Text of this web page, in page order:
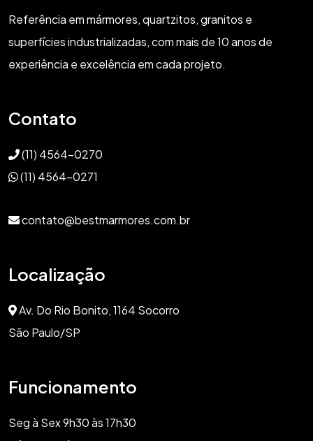
Referência em mármores, quartzitos, granitos e
superfícies industrializadas, com mais de 10 anos de
experiência e excelência em cada projeto.
Contato
(11) 4564-0270
(11) 4564-0271
contato@bestmarmores.com.br
Localização
Av. Do Rio Bonito, 1164 Socorro
São Paulo/SP
Funcionamento
Seg à Sex 9h30 às 17h30